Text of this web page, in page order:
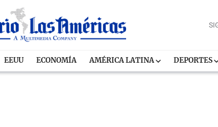
EEUU ECONOMÍA AMÉRICA LATINA DEPORTES